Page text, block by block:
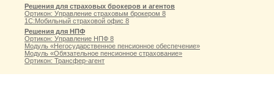
Решения для страховых брокеров и агентов
Ортикон: Управление страховым брокером 8
1С:Мобильный страховой офис 8
Решения для НПФ
Ортикон: Управление НПФ 8
Модуль «Негосударственное пенсионное обеспечение»
Модуль «Обязательное пенсионное страхование»
Ортикон: Трансфер-агент